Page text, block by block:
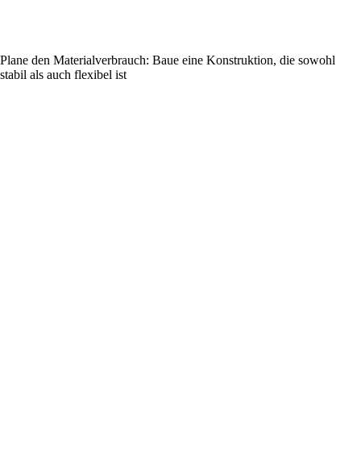
Plane den Materialverbrauch: Baue eine Konstruktion, die sowohl
stabil als auch flexibel ist